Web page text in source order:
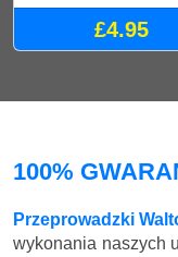
£4.95
100%
Przeprowadzki
wykonania naszych